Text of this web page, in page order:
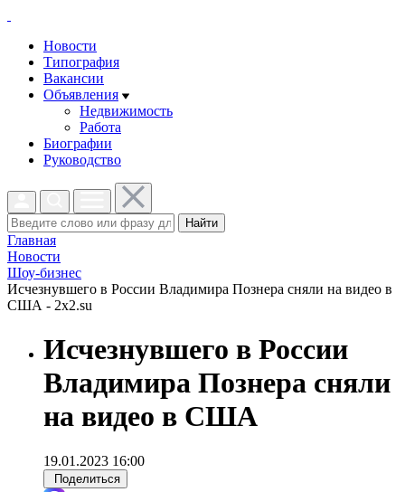
Новости
Типография
Вакансии
Объявления
Недвижимость
Работа
Биографии
Руководство
Найти
Главная
Новости
Шоу-бизнес
Исчезнувшего в России Владимира Познера сняли на видео в
США - 2x2.su
Исчезнувшего в России
Владимира Познера сняли
на видео в США
19.01.2023 16:00
Поделиться